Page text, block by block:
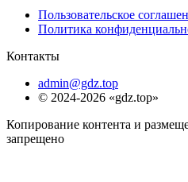
Пользовательское
Политика
Контакты
admin@gdz.top
© 2024-2026 «gdz.top»
Копирование контента и
запрещено